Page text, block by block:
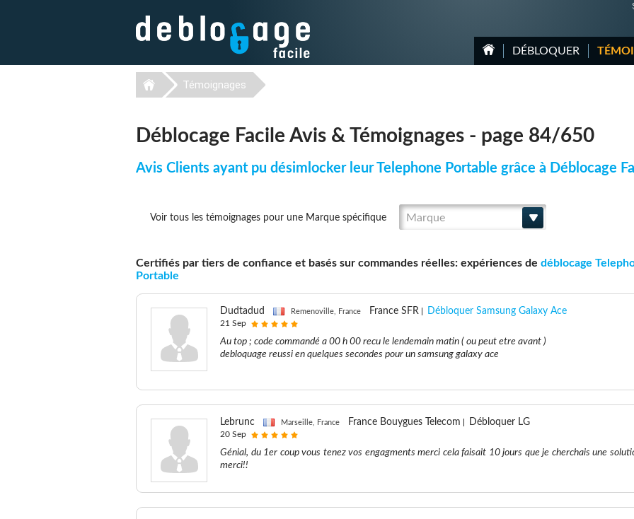
DÉBLOQUER
Témoignages
Déblocage Facile Avis & Témoignages - page 84/650
Avis Clients ayant pu désimlocker leur Telephone Portable grâce à Déblocage
Voir tous les témoignages pour une Marque spécifique Marque
Certifiés par tiers de confiance et basés sur commandes réelles: expériences de déblocage
Portable
Dudtadud Remenoville, France France SFR Débloquer Samsung Galaxy Ace
21 Sep
Au top ; code commandé a 00 h 00 recu le lendemain matin ( ou peut etre avant )
debloquage reussi en quelques secondes pour un samsung galaxy ace
Lebrunc Marseille, France France Bouygues Telecom Débloquer LG
20 Sep
Génial, du 1er coup vous tenez vos engagments merci cela faisait 10 jours que je cherchais une
merci!!